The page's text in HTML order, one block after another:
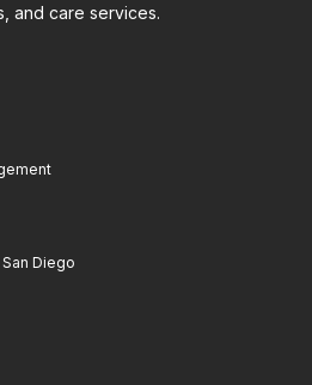
and care services.
Diego